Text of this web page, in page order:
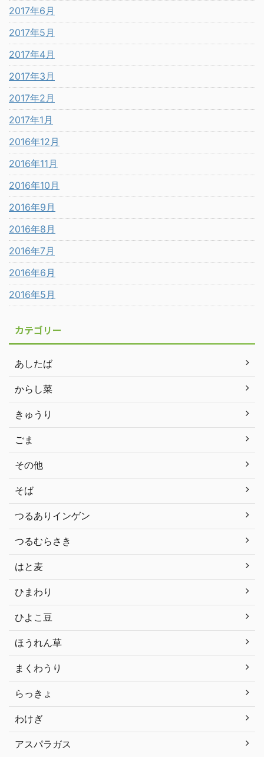
2017年6月
2017年5月
2017年4月
2017年3月
2017年2月
2017年1月
2016年12月
2016年11月
2016年10月
2016年9月
2016年8月
2016年7月
2016年6月
2016年5月
カテゴリー
あしたば
からし菜
きゅうり
ごま
その他
そば
つるありインゲン
つるむらさき
はと麦
ひまわり
ひよこ豆
ほうれん草
まくわうり
らっきょ
わけぎ
アスパラガス